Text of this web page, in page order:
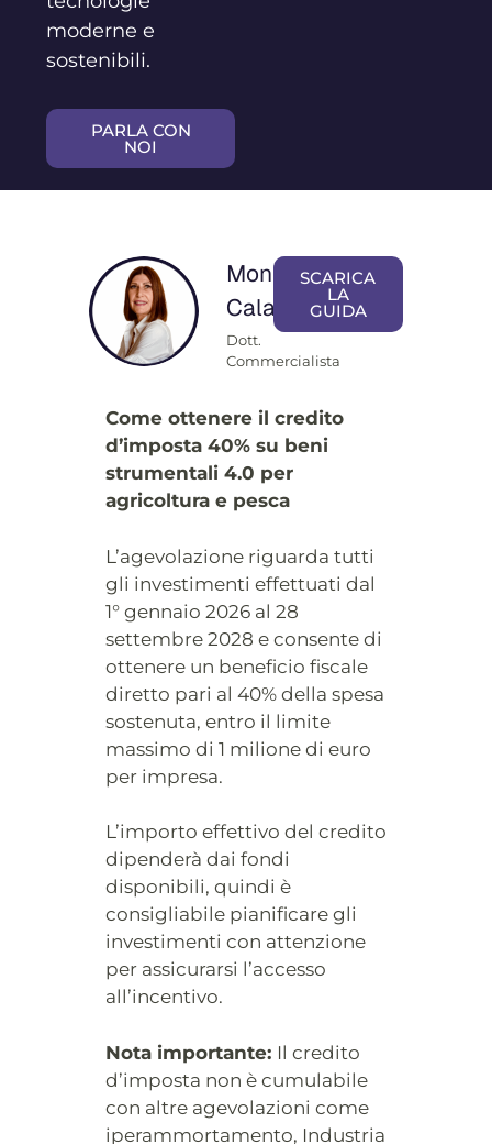
moderne e
sostenibili.
PARLA CON
NOI
Monica
Calamai
Dott.
Commercialista
SCARICA
LA
GUIDA
Come ottenere il credito
d’imposta 40% su beni
strumentali 4.0 per
agricoltura e pesca
L’agevolazione riguarda tutti
gli investimenti effettuati dal
1° gennaio 2026 al 28
settembre 2028 e consente di
ottenere un beneficio fiscale
diretto pari al 40% della spesa
sostenuta, entro il limite
massimo di 1 milione di euro
per impresa.
L’importo effettivo del credito
dipenderà dai fondi
disponibili, quindi è
consigliabile pianificare gli
investimenti con attenzione
per assicurarsi l’accesso
all’incentivo.
Nota importante: Il credito
d’imposta non è cumulabile
con altre agevolazioni come
iperammortamento, Industria